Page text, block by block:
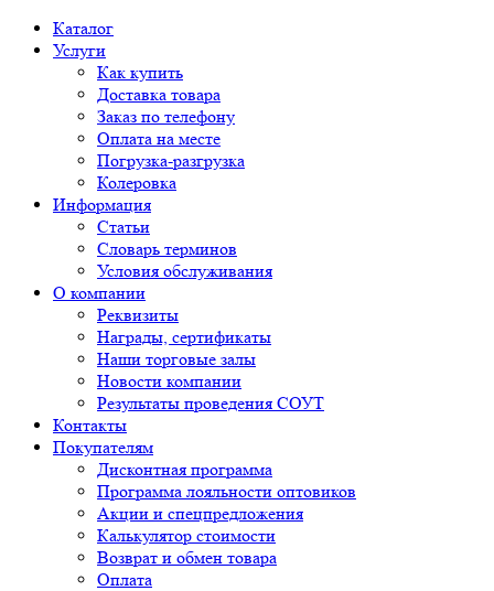
Каталог
Услуги
Как купить
Доставка товара
Заказ по телефону
Оплата на месте
Погрузка-разгрузка
Колеровка
Информация
Статьи
Словарь терминов
Условия обслуживания
О компании
Реквизиты
Награды, сертификаты
Наши торговые залы
Новости компании
Результаты проведения СОУТ
Контакты
Покупателям
Дисконтная программа
Программа лояльности оптовиков
Акции и спецпредложения
Калькулятор стоимости
Возврат и обмен товара
Оплата